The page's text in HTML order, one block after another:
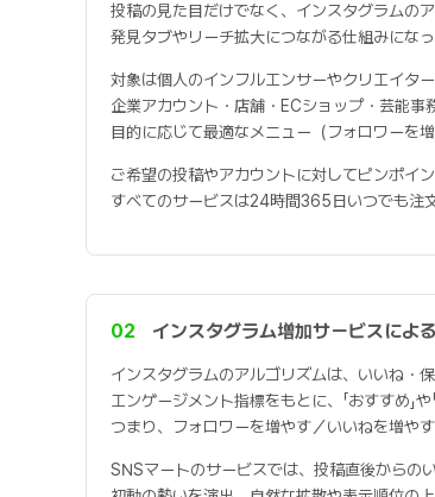
投稿の見た目だけでなく、インスタグラムの
発見タブやリーチ拡大につながる仕組みになっ
対象は個人のインフルエンサーやクリエイター
企業アカウント・店舗・ECショップ・芸能事
目的に応じて最適なメニュー（フォロワーを
ご希望の投稿やアカウントに対してピンポイ
すべてのサービスは24時間365日いつでも注
02 インスタグラム増加サービスによ
インスタグラムのアルゴリズムは、いいね・
エンゲージメント指標をもとに、「おすすめ」や
つまり、フォロワーを増やす／いいねを増や
SNSマートのサービスでは、投稿直後からの